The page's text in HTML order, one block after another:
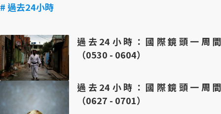
# 過去24小時
過去24小時：國際鏡頭一周間
（0530 - 0604）
過去24小時：國際鏡頭一周間
（0627 - 0701）